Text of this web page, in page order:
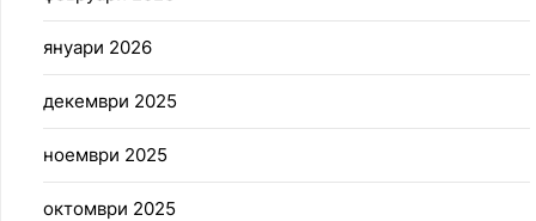
януари 2026
декември 2025
ноември 2025
октомври 2025